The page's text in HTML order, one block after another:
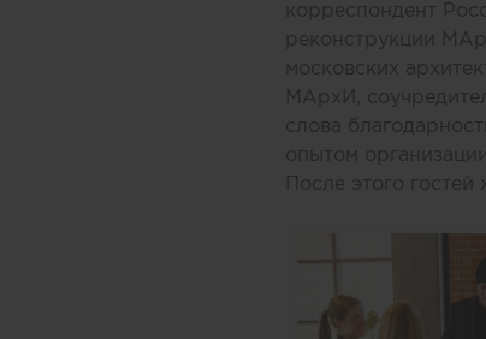
корреспондент
реконструкции
московских
МАрхИ,
слова
опытом
После этого